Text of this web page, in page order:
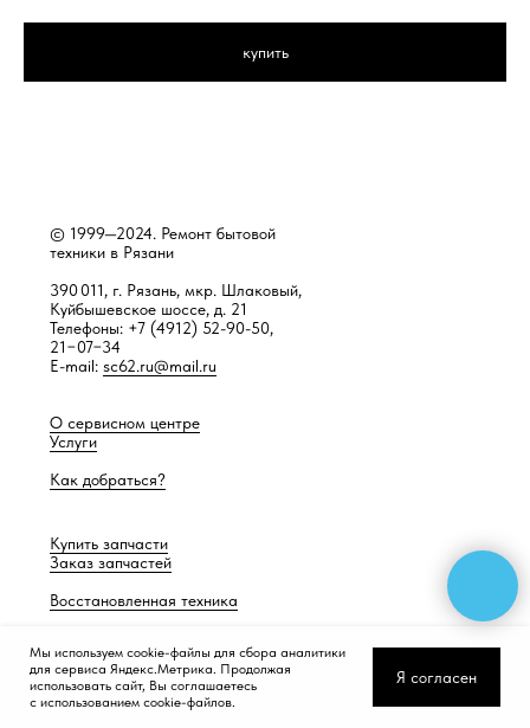
купить
Разработка сайта —Работает само
© 1999—2024. Ремонт бытовой
техники в Рязани
390 011, г. Рязань, мкр. Шлаковый,
Куйбышевское шоссе, д. 21
Телефоны: +7 (4912) 52-90-50,
21−07−34
E-mail: sc62.ru@mail.ru
О сервисном центре
Услуги
Как добраться?
Купить запчасти
Заказ запчастей
Восстановленная техника
Мы используем cookie-файлы для сбора аналитики
для сервиса Яндекс.Метрика. Продолжая
использовать сайт, Вы соглашаетесь
с использованием cookie-файлов.
Я согласен